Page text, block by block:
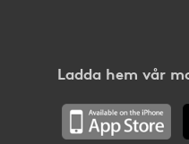
Ladda hem vår